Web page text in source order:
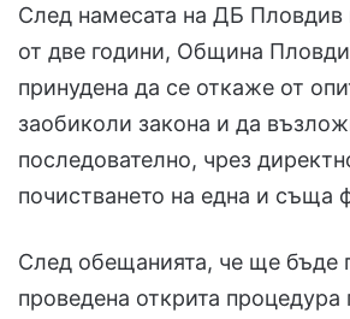
След намесата на ДБ Пловдив
от две години, Община
принудена да се откаже от
заобиколи закона и да
последователно, чрез
почистването на една и съща
След обещанията, че ще бъде
проведена открита